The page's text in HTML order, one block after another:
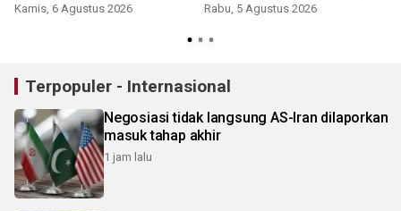
Kamis, 6 Agustus 2026 Rabu, 5 Agustus 2026
Terpopuler - Internasional
Negosiasi tidak langsung AS-Iran dilaporkan
masuk tahap akhir
1 jam lalu